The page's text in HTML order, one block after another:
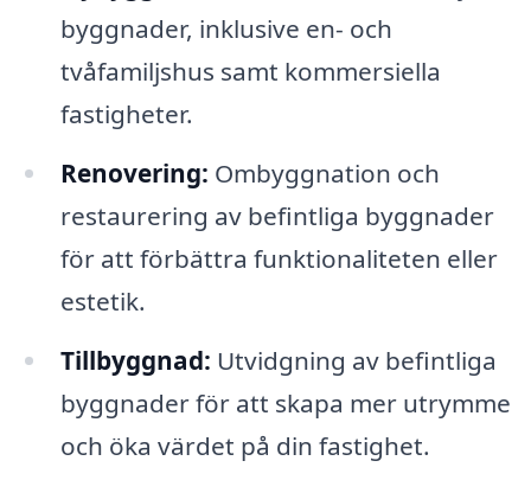
byggnader, inklusive en- och
tvåfamiljshus samt kommersiella
fastigheter.
Renovering: Ombyggnation och
restaurering av befintliga byggnader
för att förbättra funktionaliteten eller
estetik.
Tillbyggnad: Utvidgning av befintliga
byggnader för att skapa mer utrymme
och öka värdet på din fastighet.